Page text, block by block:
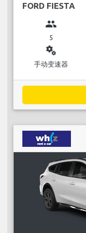
FORD FIESTA
group
5
miscellaneous_services
手动变速器